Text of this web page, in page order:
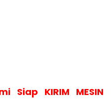
Siap KIRIM MESIN